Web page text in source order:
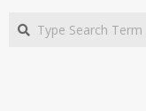
Search